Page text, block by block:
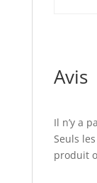
Avis
Il n’y a
Seuls
produit